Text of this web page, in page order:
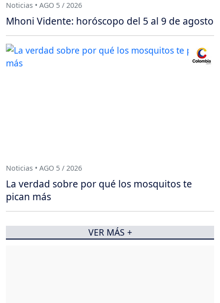
Noticias • AGO 5 / 2026
Mhoni Vidente: horóscopo del 5 al 9 de agosto
Noticias • AGO 5 / 2026
La verdad sobre por qué los mosquitos te
pican más
VER MÁS +